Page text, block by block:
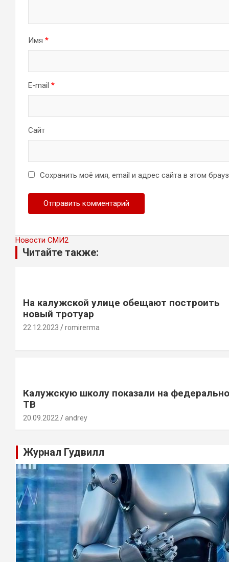
Имя *
E-mail *
Сайт
Сохранить моё имя, email и адрес сайта в этом
Новости СМИ2
Читайте также:
На калужской улице обещают построить
новый тротуар
22.12.2023 romirerma
Калужскую школу показали на
ТВ
20.09.2022 andrey
Журнал Гудвилл